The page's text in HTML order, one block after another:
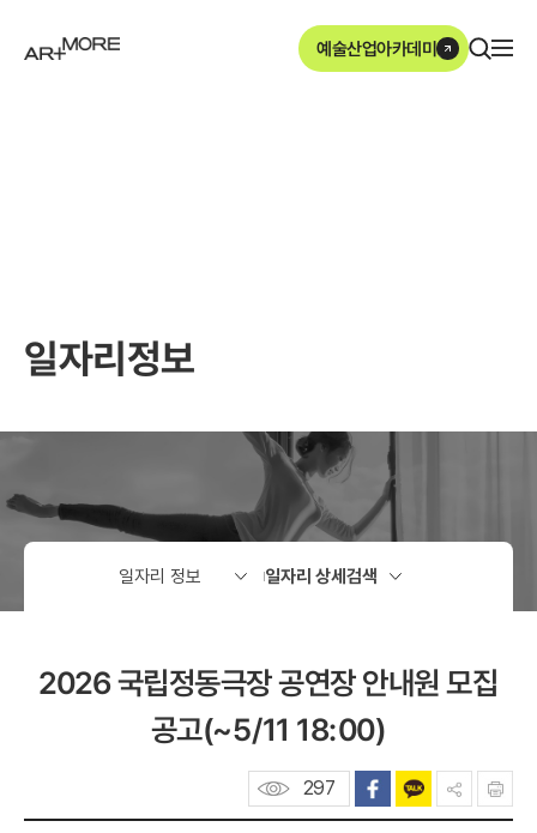
ArtMore
예술산업아카데미
일자리정보
2026 국립정동극장 공연장 안내원 모집
공고(~5/11 18:00)
297